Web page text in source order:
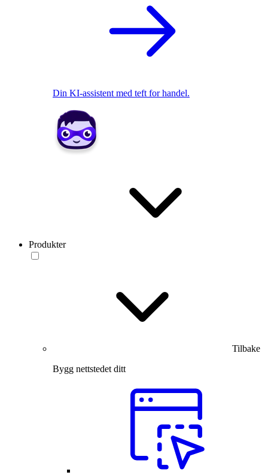
Din KI-assistent med teft for handel.
Produkter
Tilbake
Bygg nettstedet ditt